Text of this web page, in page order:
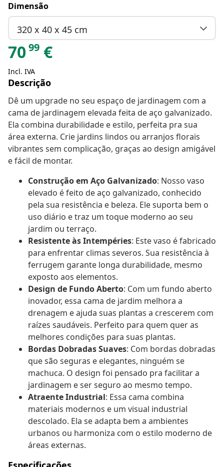
Dimensão
320 x 40 x 45 cm
7099 €
Incl. IVA
Descrição
Dê um upgrade no seu espaço de jardinagem com a
cama de jardinagem elevada feita de aço galvanizado.
Ela combina durabilidade e estilo, perfeita pra sua
área externa. Crie jardins lindos ou arranjos florais
vibrantes sem complicação, graças ao design amigável
e fácil de montar.
Construção em Aço Galvanizado: Nosso vaso
elevado é feito de aço galvanizado, conhecido
pela sua resistência e beleza. Ele suporta bem o
uso diário e traz um toque moderno ao seu
jardim ou terraço.
Resistente às Intempéries: Este vaso é fabricado
para enfrentar climas severos. Sua resistência à
ferrugem garante longa durabilidade, mesmo
exposto aos elementos.
Design de Fundo Aberto: Com um fundo aberto
inovador, essa cama de jardim melhora a
drenagem e ajuda suas plantas a crescerem com
raízes saudáveis. Perfeito para quem quer as
melhores condições para suas plantas.
Bordas Dobradas Suaves: Com bordas dobradas
que são seguras e elegantes, ninguém se
machuca. O design foi pensado pra facilitar a
jardinagem e ser seguro ao mesmo tempo.
Atraente Industrial: Essa cama combina
materiais modernos e um visual industrial
descolado. Ela se adapta bem a ambientes
urbanos ou harmoniza com o estilo moderno de
áreas externas.